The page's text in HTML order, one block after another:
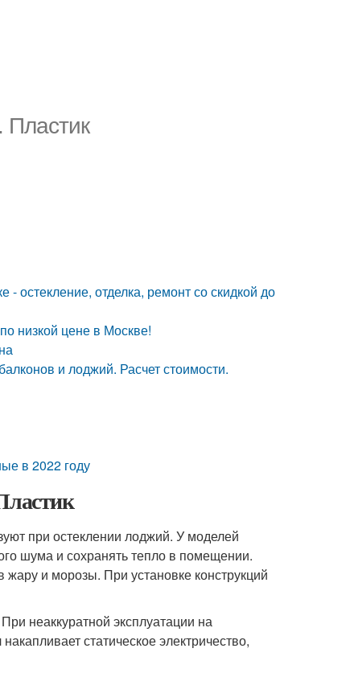
Пластик
- остекление, отделка, ремонт со скидкой до
низкой цене в Москве!
и лоджий. Расчет стоимости.
в 2022 году
при остеклении лоджий. У моделей
шума и сохранять тепло в помещении.
жару и морозы. При установке конструкций
неаккуратной эксплуатации на
статическое электричество,